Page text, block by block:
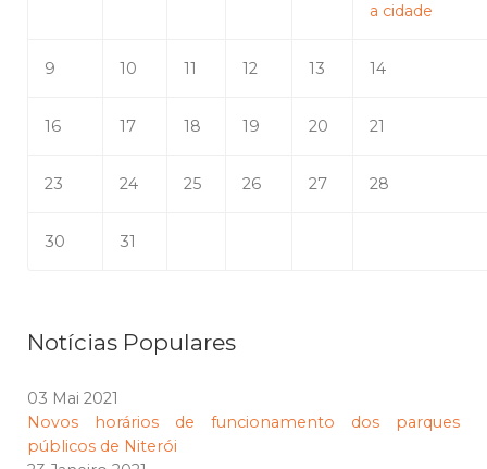
a cidade
9 10 11 12 13 14
16 17 18 19 20 21
23 24 25 26 27 28
30 31
Notícias Populares
03 Mai 2021
Novos horários de funcionamento dos parques
públicos de Niterói